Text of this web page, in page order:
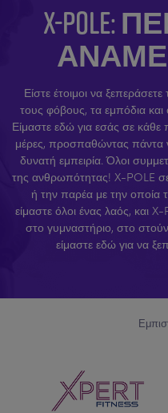
X-POLE:
Είστε έτοιμοι να
τους φόβους, τα εμπόδια
Είμαστε εδώ για εσάς σε κάθε
μέρες, προσπαθώντας πάντα
δυνατή εμπειρία. Όλοι
της ανθρωπότητας! X-POLE
ή την παρέα με την οποία
είμαστε όλοι ένας λαός, και
στο γυμναστήριο, στο
είμαστε εδώ για να